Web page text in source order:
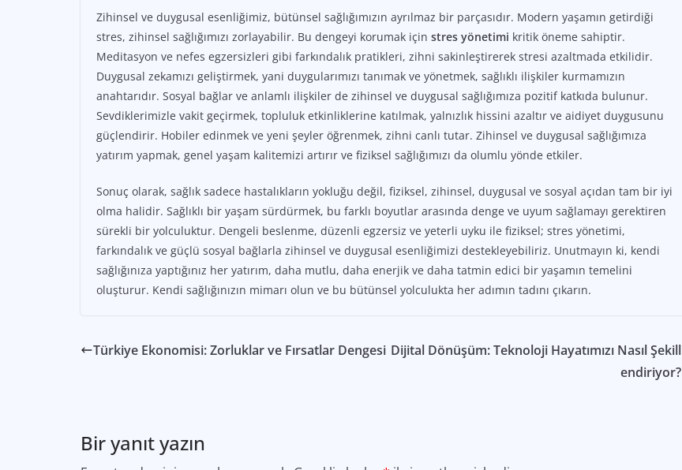
Zihinsel ve duygusal esenliğimiz, bütünsel sağlığımızın ayrılmaz bir parçasıdır. Modern yaşamın getirdiği
stres, zihinsel sağlığımızı zorlayabilir. Bu dengeyi korumak için stres yönetimi kritik öneme sahiptir.
Meditasyon ve nefes egzersizleri gibi farkındalık pratikleri, zihni sakinleştirerek stresi azaltmada etkilidir.
Duygusal zekamızı geliştirmek, yani duygularımızı tanımak ve yönetmek, sağlıklı ilişkiler kurmamızın
anahtarıdır. Sosyal bağlar ve anlamlı ilişkiler de zihinsel ve duygusal sağlığımıza pozitif katkıda bulunur.
Sevdiklerimizle vakit geçirmek, topluluk etkinliklerine katılmak, yalnızlık hissini azaltır ve aidiyet duygusunu
güçlendirir. Hobiler edinmek ve yeni şeyler öğrenmek, zihni canlı tutar. Zihinsel ve duygusal sağlığımıza
yatırım yapmak, genel yaşam kalitemizi artırır ve fiziksel sağlığımızı da olumlu yönde etkiler.
Sonuç olarak, sağlık sadece hastalıkların yokluğu değil, fiziksel, zihinsel, duygusal ve sosyal açıdan tam bir iyi
olma halidir. Sağlıklı bir yaşam sürdürmek, bu farklı boyutlar arasında denge ve uyum sağlamayı gerektiren
sürekli bir yolculuktur. Dengeli beslenme, düzenli egzersiz ve yeterli uyku ile fiziksel; stres yönetimi,
farkındalık ve güçlü sosyal bağlarla zihinsel ve duygusal esenliğimizi destekleyebiliriz. Unutmayın ki, kendi
sağlığınıza yaptığınız her yatırım, daha mutlu, daha enerjik ve daha tatmin edici bir yaşamın temelini
oluşturur. Kendi sağlığınızın mimarı olun ve bu bütünsel yolculukta her adımın tadını çıkarın.
Türkiye Ekonomisi: Zorluklar ve Fırsatlar Dengesi Dijital Dönüşüm: Teknoloji Hayatımızı Nasıl Şekill
endiriyor?
Bir yanıt yazın